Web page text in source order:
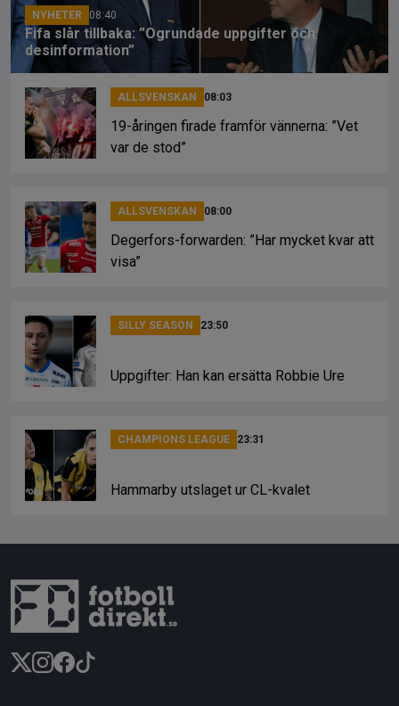
NYHETER 08:40
Fifa slår tillbaka: ”Ogrundade uppgifter och
desinformation”
ALLSVENSKAN 08:03
19-åringen firade framför vännerna: ”Vet
var de stod”
ALLSVENSKAN 08:00
Degerfors-forwarden: ”Har mycket kvar att
visa”
SILLY SEASON 23:50
Uppgifter: Han kan ersätta Robbie Ure
CHAMPIONS LEAGUE 23:31
Hammarby utslaget ur CL-kvalet